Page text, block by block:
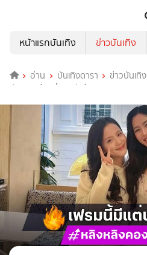
หน้าแรกบันเทิง
ข่าวบันเทิง
อ่าน บันเทิงดารา ข่าวบันเทิง
ประกบ "จีซู" ที่กรุงปารีส